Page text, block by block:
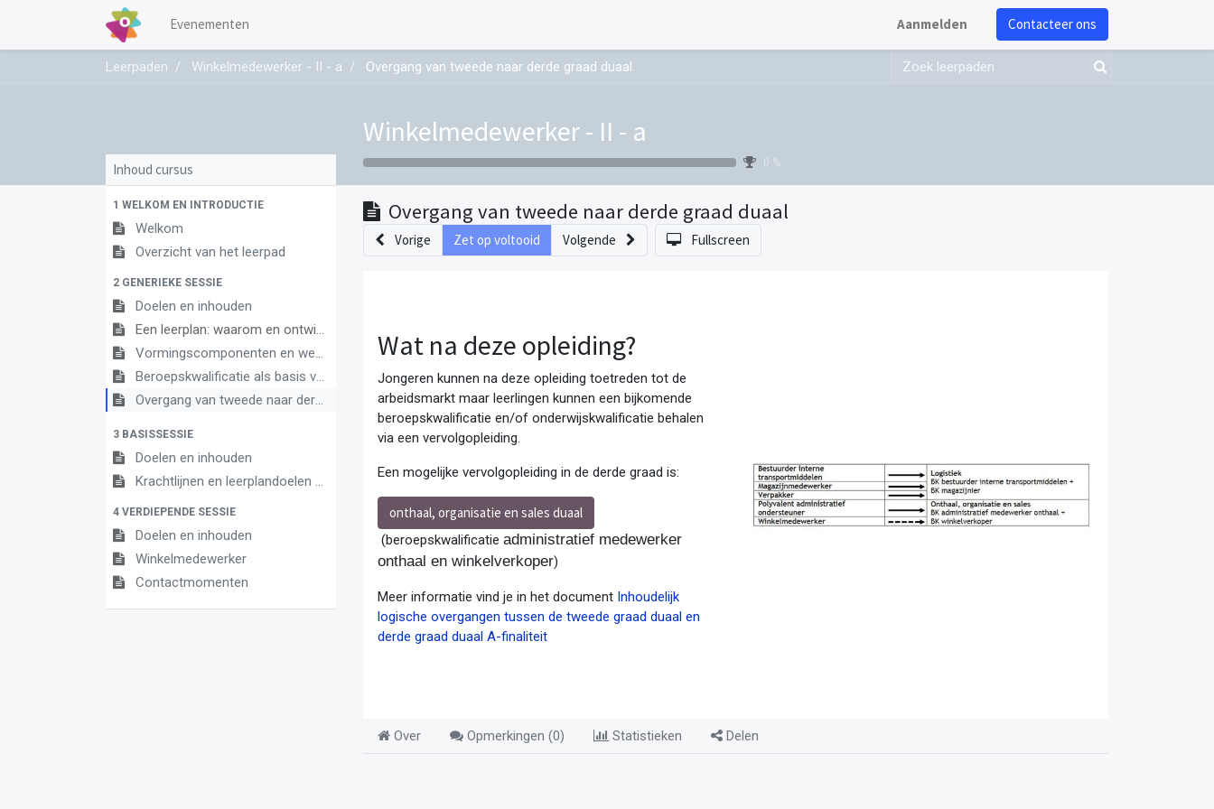
Evenementen Aanmelden Contacteer ons
Leerpaden Winkelmedewerker - II - a Overgang van tweede naar derde graad duaal
Winkelmedewerker - II - a
0 %
Inhoud cursus
1 WELKOM EN INTRODUCTIE
Welkom
Overzicht van het leerpad
2 GENERIEKE SESSIE
Doelen en inhouden
Een leerplan: waarom en ontwikkeling
Vormingscomponenten en wegwijzers
Beroepskwalificatie als basis van het leerplan
Overgang van tweede naar derde graad duaal
3 BASISSESSIE
Doelen en inhouden
Krachtlijnen en leerplandoelen Winkelmedewerker
4 VERDIEPENDE SESSIE
Doelen en inhouden
Winkelmedewerker
Contactmomenten
Overgang van tweede naar derde graad duaal
Vorige Zet op voltooid Volgende Fullscreen
Wat na deze opleiding?
Jongeren kunnen na deze opleiding toetreden tot de
arbeidsmarkt maar leerlingen kunnen een bijkomende
beroepskwalificatie en/of onderwijskwalificatie behalen
via een vervolgopleiding.
Een mogelijke vervolgopleiding in de derde graad is:
onthaal, organisatie en sales duaal
(beroepskwalificatie administratief medewerker
onthaal en winkelverkoper)
Meer informatie vind je in het document Inhoudelijk
logische overgangen tussen de tweede graad duaal en
derde graad duaal A-finaliteit
Over Opmerkingen (0) Statistieken Delen